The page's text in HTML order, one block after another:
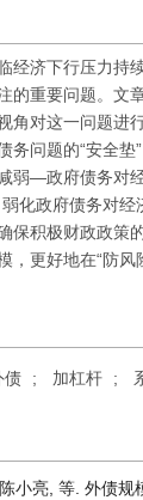
经济下行压力持
的重要问题。文
角对这一问题进
务问题的“安全
弱—政府债务对
化政府债务对
保积极财政政策
，更好地在“防风
债 ; 加杠杆 ;
小亮, 等. 外债